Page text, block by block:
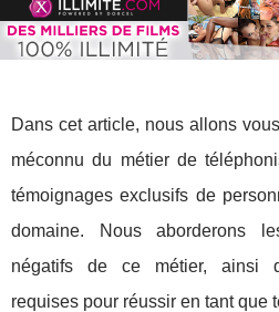
Dans cet article, nous allons
méconnu du métier de
témoignages exclusifs de
domaine. Nous aborderons
négatifs de ce métier, ainsi
requises pour réussir en tant que